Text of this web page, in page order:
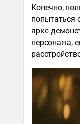
Конечно,
попытаться
ярко
персонажа,